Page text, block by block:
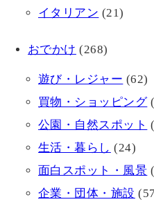
イタリアン (21)
おでかけ (268)
遊び・レジャー (62)
買物・ショッピング
公園・自然スポット
生活・暮らし (24)
面白スポット・風景
企業・団体・施設